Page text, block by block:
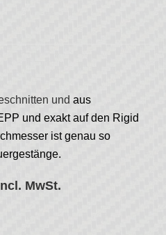
und aus
und exakt auf den Rigid
ist genau so
MwSt.